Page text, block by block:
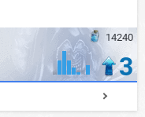
14240
3